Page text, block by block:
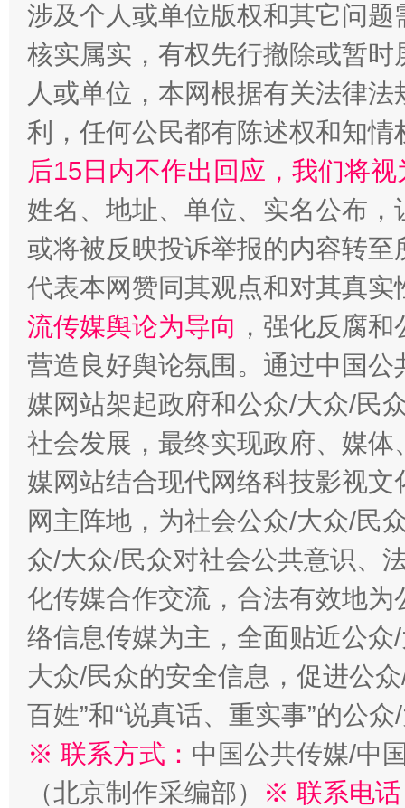
网上购药对药下症？
这是一记警钟！ 谢
在谋一域中谋全局
今
涉及个人或单位版权和其它问题
核实属实，有权先行撤除或暂
人或单位，本网根据有关法律
利，任何公民都有陈述权和知情
后15日内不作出回应，我们将
姓名、地址、单位、实名公布
或将被反映投诉举报的内容转
代表本网赞同其观点和对其真实
流传媒舆论为导向 ，强化反腐
营造良好舆论氛围。通过中国
媒网站架起政府和公众/大众/民
社会发展，最终实现政府、媒
媒网站结合现代网络科技影视
网主阵地，为社会公众/大众/民
众/大众/民众对社会公共意识、
化传媒合作交流，合法有效地
络信息传媒为主，全面贴近公
大众/民众的安全信息，促进公
百姓”和“说真话、重实事”的公
※ 联系方式： 中国公共传媒/中
（北京制作采编部）
※ 联系电